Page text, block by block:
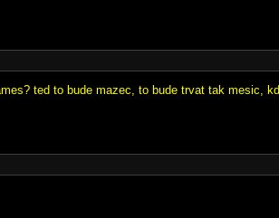
ted to bude mazec, to bude trvat tak mesic,